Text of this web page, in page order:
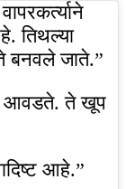
तिथल्या
बनवले जाते.”
आवडते. ते खूप
आहे.”